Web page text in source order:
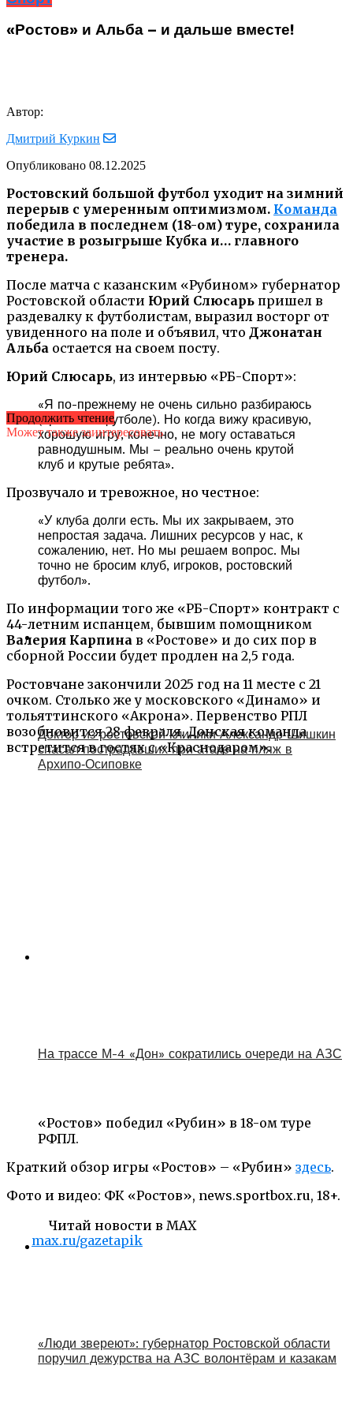
«Ростов» и Альба – и дальше вместе!
Автор:
Дмитрий Куркин
Опубликовано 08.12.2025
Ростовский большой футбол уходит на зимний
перерыв с умеренным оптимизмом. Команда
победила в последнем (18-ом) туре, сохранила
участие в розыгрыше Кубка и… главного
тренера.
После матча с казанским «Рубином» губернатор
Ростовской области Юрий Слюсарь пришел в
раздевалку к футболистам, выразил восторг от
увиденного на поле и объявил, что Джонатан
Альба остается на своем посту.
Юрий Слюсарь, из интервью «РБ-Спорт»:
«Я по-прежнему не очень сильно разбираюсь
(прим. – в футболе). Но когда вижу красивую,
хорошую игру, конечно, не могу оставаться
равнодушным. Мы – реально очень крутой
клуб и крутые ребята».
Прозвучало и тревожное, но честное:
«У клуба долги есть. Мы их закрываем, это
непростая задача. Лишних ресурсов у нас, к
сожалению, нет. Но мы решаем вопрос. Мы
точно не бросим клуб, игроков, ростовский
футбол».
По информации того же «РБ-Спорт» контракт с
44-летним испанцем, бывшим помощником
Валерия Карпина в «Ростове» и до сих пор в
сборной России будет продлен на 2,5 года.
Ростовчане закончили 2025 год на 11 месте с 21
очком. Столько же у московского «Динамо» и
тольяттинского «Акрона». Первенство РПЛ
возобновится 28 февраля. Донская команда
встретится в гостях с «Краснодаром».
«Ростов» победил «Рубин» в 18-ом туре
РФПЛ.
Краткий обзор игры «Ростов» – «Рубин» здесь.
Фото и видео: ФК «Ростов», news.sportbox.ru, 18+.
Читай новости в MAX
max.ru/gazetapik
Продолжить чтение
Может также заинтересовать
Доктор из ростовской клиники Александр Шишкин
спасал пострадавших при атаке на пляж в
Архипо‑Осиповке
На трассе М-4 «Дон» сократились очереди на АЗС
«Люди звереют»: губернатор Ростовской области
поручил дежурства на АЗС волонтёрам и казакам